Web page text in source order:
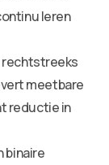
leren
rechtstreeks
meetbare
reductie in
binaire